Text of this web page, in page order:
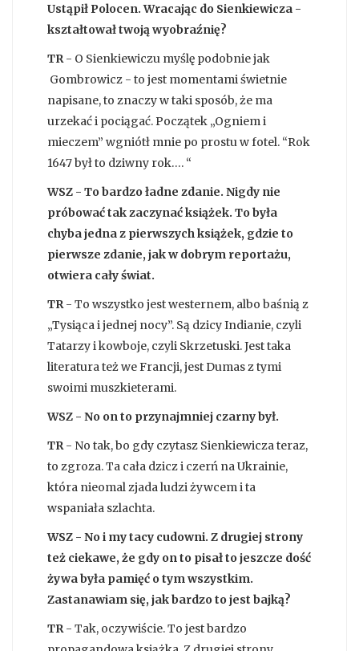
Ustąpił Polocen. Wracając do Sienkiewicza -
kształtował twoją wyobraźnię?
TR- O Sienkiewiczu myślę podobnie jak
Gombrowicz - to jest momentami świetnie
napisane, to znaczy w taki sposób, że ma
urzekać i pociągać. Początek „Ogniem i
mieczem” wgniótł mnie po prostu w fotel. “Rok
1647 był to dziwny rok…. “
WSZ - To bardzo ładne zdanie. Nigdy nie
próbować tak zaczynać książek. To była
chyba jedna z pierwszych książek, gdzie to
pierwsze zdanie, jak w dobrym reportażu,
otwiera cały świat.
TR- To wszystko jest westernem, albo baśnią z
„Tysiąca i jednej nocy”. Są dzicy Indianie, czyli
Tatarzy i kowboje, czyli Skrzetuski. Jest taka
literatura też we Francji, jest Dumas z tymi
swoimi muszkieterami.
WSZ - No on to przynajmniej czarny był.
TR- No tak, bo gdy czytasz Sienkiewicza teraz,
to zgroza. Ta cała dzicz i czerń na Ukrainie,
która nieomal zjada ludzi żywcem i ta
wspaniała szlachta.
WSZ - No i my tacy cudowni. Z drugiej strony
też ciekawe, że gdy on to pisał to jeszcze dość
żywa była pamięć o tym wszystkim.
Zastanawiam się, jak bardzo to jest bajką?
TR- Tak, oczywiście. To jest bardzo